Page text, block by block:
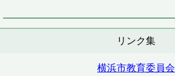
リンク集
横浜市教育委員会